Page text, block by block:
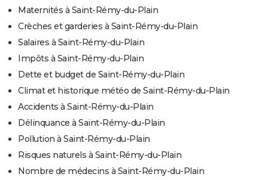
Maternités à Saint-Rémy-du-Plain
Crèches et garderies à Saint-Rémy-du-Plain
Salaires à Saint-Rémy-du-Plain
Impôts à Saint-Rémy-du-Plain
Dette et budget de Saint-Rémy-du-Plain
Climat et historique météo de Saint-Rémy-du-Plain
Accidents à Saint-Rémy-du-Plain
Délinquance à Saint-Rémy-du-Plain
Pollution à Saint-Rémy-du-Plain
Risques naturels à Saint-Rémy-du-Plain
Nombre de médecins à Saint-Rémy-du-Plain